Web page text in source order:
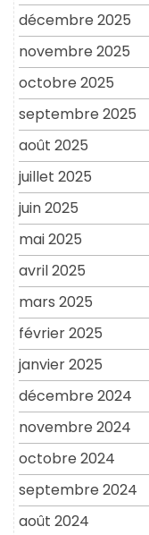
décembre 2025
novembre 2025
octobre 2025
septembre 2025
août 2025
juillet 2025
juin 2025
mai 2025
avril 2025
mars 2025
février 2025
janvier 2025
décembre 2024
novembre 2024
octobre 2024
septembre 2024
août 2024